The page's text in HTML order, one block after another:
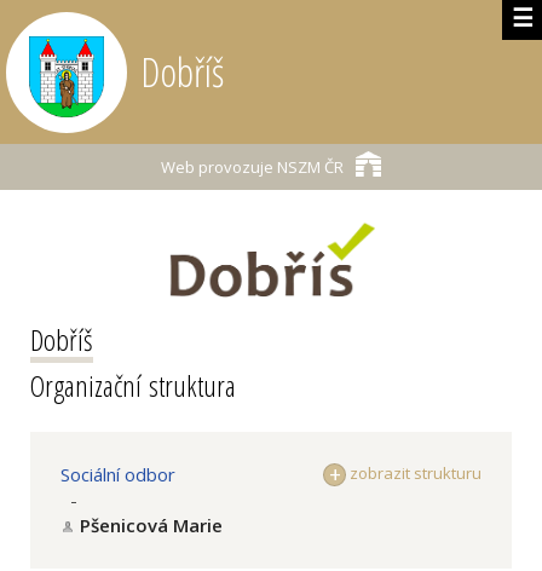
☰
Dobříš
Web provozuje NSZM ČR
Dobříš
Organizační struktura
zobrazit strukturu
Sociální odbor
-
Pšenicová Marie